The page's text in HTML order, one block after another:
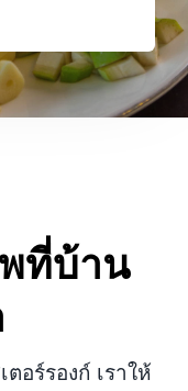
ที่บ้าน
อร์รองก์ เราให้